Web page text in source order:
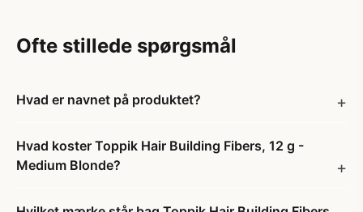
Ofte stillede spørgsmål
Hvad er navnet på produktet?
Hvad koster Toppik Hair Building Fibers, 12 g -
Medium Blonde?